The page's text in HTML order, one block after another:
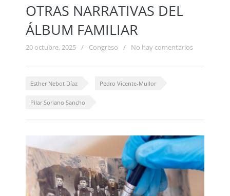
OTRAS NARRATIVAS DEL
ÁLBUM FAMILIAR
20 octubre, 2025 / Congreso / No hay comentarios
Esther Nebot Díaz Pedro Vicente-Mullor
Pilar Soriano Sancho